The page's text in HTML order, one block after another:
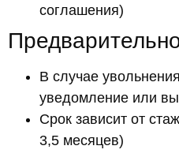
соглашения)
В случае
уведомление или
Срок зависит от
3,5 месяцев)